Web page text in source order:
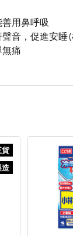
用鼻呼吸
音，促進安睡
痛
貨
造